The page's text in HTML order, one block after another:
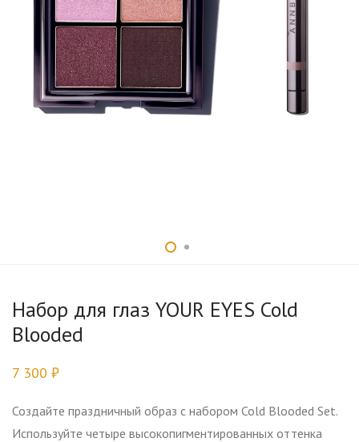
Набор для глаз YOUR EYES Cold
Blooded
7 300 ₽
Создайте праздничный образ с набором Cold Blooded Set.
Используйте четыре высокопигментированных оттенка